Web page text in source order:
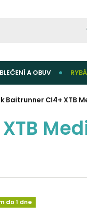
A OBUV
Baitrunner CI4+ XTB
do 1 dne